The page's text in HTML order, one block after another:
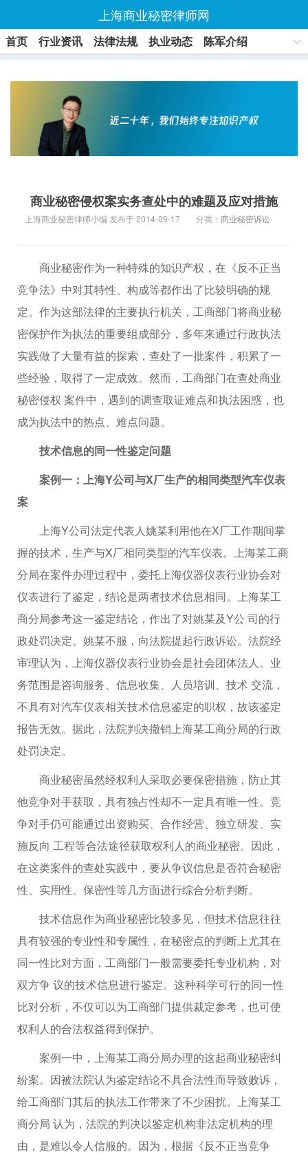
上海商业秘密律师网
首页 行业资讯 法律法规 执业动态
陈军介绍
商业秘密侵权案实务查处中的难题及应对措施
上海商业秘密律师小编 发布于 2014-09-17 分类： 商业秘密诉讼
商业秘密作为一种特殊的知识产权，在《反不正当
竞争法》中对其特性、构成等都作出了比较明确的规
定。作为这部法律的主要执行机关，工商部门将商业秘
密保护作为执法的重要组成部分，多年来通过行政执法
实践做了大量有益的探索，查处了一批案件，积累了一
些经验，取得了一定成效。然而，工商部门在查处商业
秘密侵权 案件中，遇到的调查取证难点和执法困惑，也
成为执法中的热点、难点问题。
技术信息的同一性鉴定问题
案例一：上海Y公司与X厂生产的相同类型汽车仪表
案
上海Y公司法定代表人姚某利用他在X厂工作期间掌
握的技术，生产与X厂相同类型的汽车仪表。上海某工商
分局在案件办理过程中，委托上海仪器仪表行业协会对
仪表进行了鉴定，结论是两者技术信息相同。上海某工
商分局参考这一鉴定结论，作出了对姚某及Y公 司的行
政处罚决定。姚某不服，向法院提起行政诉讼。法院经
审理认为，上海仪器仪表行业协会是社会团体法人。业
务范围是咨询服务、信息收集、人员培训、技术 交流，
不具有对汽车仪表相关技术信息鉴定的职权，故该鉴定
报告无效。据此，法院判决撤销上海某工商分局的行政
处罚决定。
商业秘密虽然经权利人采取必要保密措施，防止其
他竞争对手获取，具有独占性却不一定具有唯一性。竞
争对手仍可能通过出资购买、合作经营、独立研发、实
施反向 工程等合法途径获取权利人的商业秘密。因此，
在这类案件的查处实践中，要从争议信息是否符合秘密
性、实用性、保密性等几方面进行综合分析判断。
技术信息作为商业秘密比较多见，但技术信息往往
具有较强的专业性和专属性，在秘密点的判断上尤其在
同一性比对方面，工商部门一般需要委托专业机构，对
双方争 议的技术信息进行鉴定。这种科学可行的同一性
比对分析，不仅可以为工商部门提供裁定参考，也可使
权利人的合法权益得到保护。
案例一中，上海某工商分局办理的这起商业秘密纠
纷案。因被法院认为鉴定结论不具合法性而导致败诉，
给工商部门其后的执法工作带来了不少困扰。上海某工
商分局 认为，法院的判决以鉴定机构非法定机构的理
由，是难以令人信服的。因为，根据《反不正当竞争